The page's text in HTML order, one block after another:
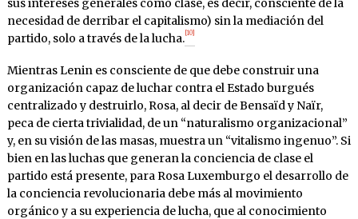
sus intereses generales como clase, es decir, consciente de la
necesidad de derribar el capitalismo) sin la mediación del
partido, solo a través de la lucha. [10]
Mientras Lenin es consciente de que debe construir una
organización capaz de luchar contra el Estado burgués
centralizado y destruirlo, Rosa, al decir de Bensaïd y Naïr,
peca de cierta trivialidad, de un “naturalismo organizacional”
y, en su visión de las masas, muestra un “vitalismo ingenuo”. Si
bien en las luchas que generan la conciencia de clase el
partido está presente, para Rosa Luxemburgo el desarrollo de
la conciencia revolucionaria debe más al movimiento
orgánico y a su experiencia de lucha, que al conocimiento